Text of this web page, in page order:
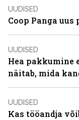
UUDISED
Coop Panga
UUDISED
Hea pakkumine
näitab, mida
UUDISED
Kas tööandja